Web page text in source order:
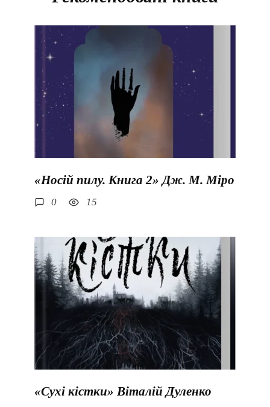
«Носій пилу. Книга 2» Дж. М. Міро
0 15
«Сухі кістки» Віталій Дуленко